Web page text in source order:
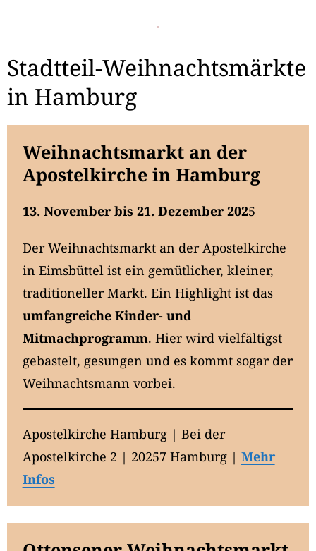
Stadtteil-Weihnachtsmärkte
in Hamburg
Weihnachtsmarkt an der
Apostelkirche in Hamburg
13. November bis 21. Dezember 2025
Der Weihnachtsmarkt an der Apostelkirche
in Eimsbüttel ist ein gemütlicher, kleiner,
traditioneller Markt. Ein Highlight ist das
umfangreiche Kinder- und
Mitmachprogramm. Hier wird vielfältigst
gebastelt, gesungen und es kommt sogar der
Weihnachtsmann vorbei.
Apostelkirche Hamburg | Bei der
Apostelkirche 2 | 20257 Hamburg | Mehr
Infos